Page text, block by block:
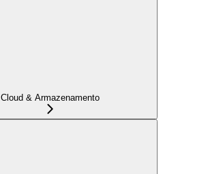
Cloud & Armazenamento